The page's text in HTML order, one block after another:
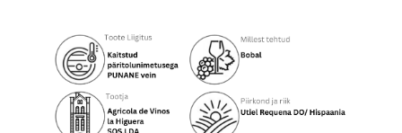
Higuera
“La
Pinada”
Bobal